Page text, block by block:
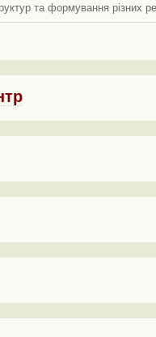
та формування різних